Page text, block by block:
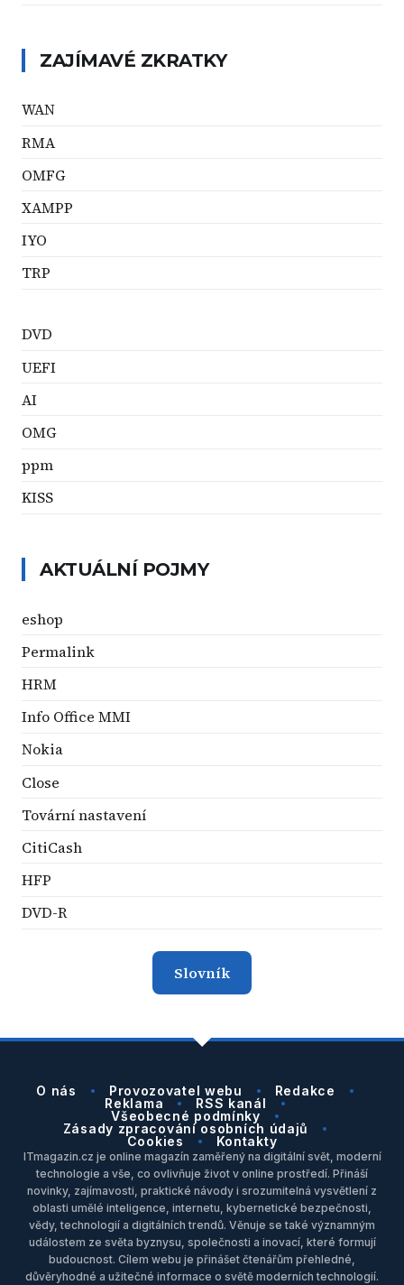
ZAJÍMAVÉ ZKRATKY
WAN
RMA
OMFG
XAMPP
IYO
TRP
DVD
UEFI
AI
OMG
ppm
KISS
AKTUÁLNÍ POJMY
eshop
Permalink
HRM
Info Office MMI
Nokia
Close
Tovární nastavení
CitiCash
HFP
DVD-R
Slovník
O nás Provozovatel webu
Redakce
Reklama
RSS kanál
Všeobecné podmínky
Zásady zpracování osobních údajů
Cookies
Kontakty
ITmagazin.cz je online magazín zaměřený na digitální svět, moderní
technologie a vše, co ovlivňuje život v online prostředí. Přináší
novinky, zajímavosti, praktické návody i srozumitelná vysvětlení z
oblasti umělé inteligence, internetu, kybernetické bezpečnosti,
vědy, technologií a digitálních trendů. Věnuje se také významným
událostem ze světa byznysu, společnosti a inovací, které formují
budoucnost. Cílem webu je přinášet čtenářům přehledné,
důvěryhodné a užitečné informace o světě moderních technologií.